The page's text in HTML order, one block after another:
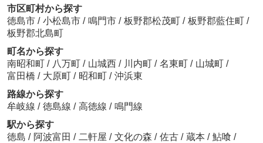
市区町村から探す
徳島市 / 小松島市 / 鳴門市 / 板野郡松茂町 / 板野郡藍住町 /
板野郡北島町
町名から探す
南昭和町 / 八万町 / 山城西 / 川内町 / 名東町 / 山城町 /
富田橋 / 大原町 / 昭和町 / 沖浜東
路線から探す
牟岐線 / 徳島線 / 高徳線 / 鳴門線
駅から探す
徳島 / 阿波富田 / 二軒屋 / 文化の森 / 佐古 / 蔵本 / 鮎喰 /